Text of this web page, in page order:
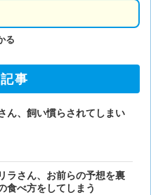
る
事
ん、飼い慣らされてしまい
ラさん、お前らの予想を裏
食べ方をしてしまう